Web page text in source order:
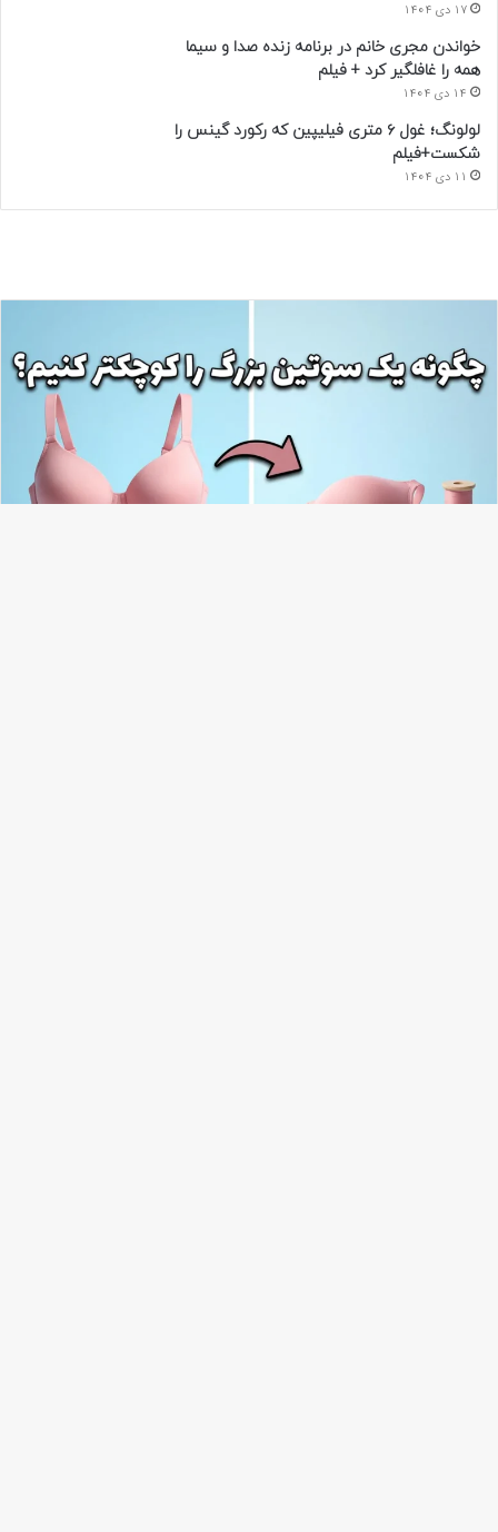
17 دی 1404
خواندن مجری خانم در برنامه زنده صدا و سیما
همه را غافلگیر کرد + فیلم
14 دی 1404
لولونگ؛ غول ۶ متری فیلیپین که رکورد گینس را
شکست+فیلم
11 دی 1404